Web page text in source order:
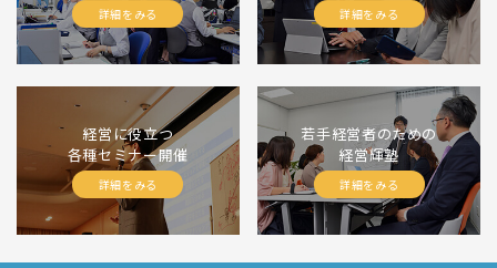
詳細をみる 詳細をみる
経営に役立つ
各種セミナー開催
詳細をみる
若手経営者のための
経営輝塾
詳細をみる